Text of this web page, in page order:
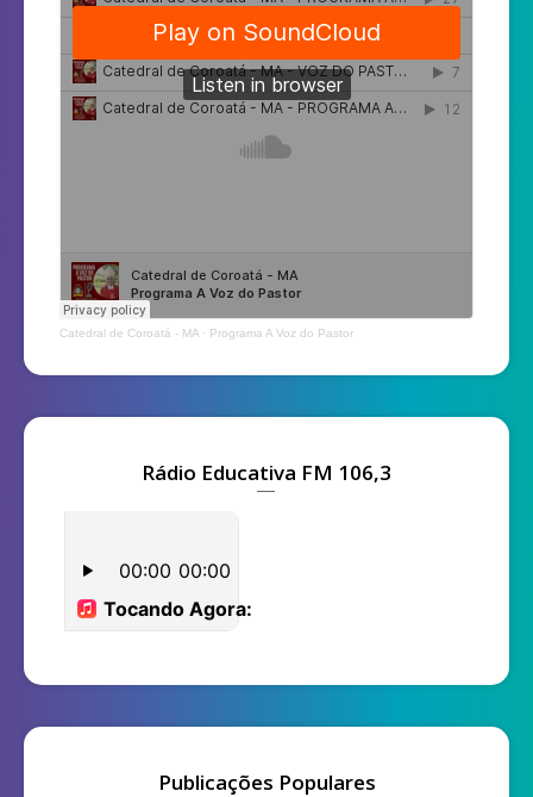
Catedral de Coroatá - MA · Programa A Voz do Pastor
Rádio Educativa FM 106,3
Publicações Populares